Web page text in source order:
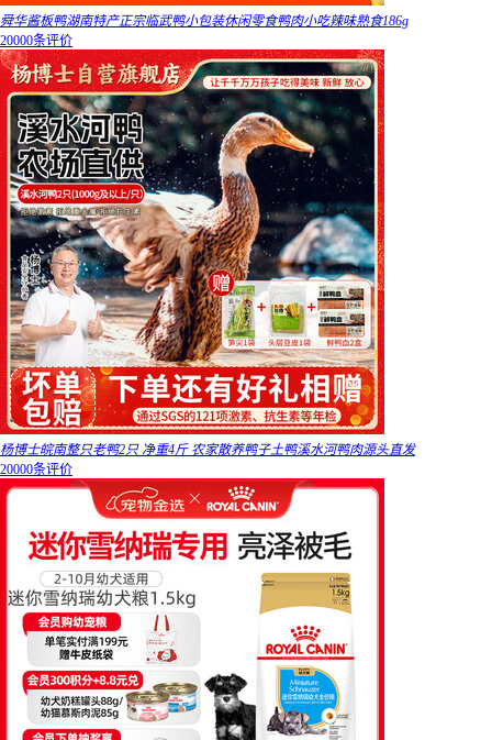
舜华酱板鸭湖南特产正宗临武鸭小包装休闲零食鸭肉小吃辣味熟食186g
20000条评价
杨博士皖南整只老鸭2只 净重4斤 农家散养鸭子土鸭溪水河鸭肉源头直发
20000条评价